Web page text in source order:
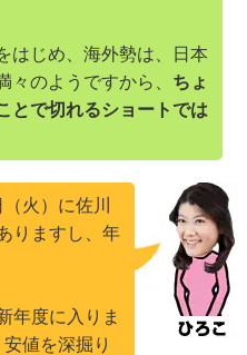
はじめ、海外勢は、日本
々のようですから、 ちょ
とで切れるショートでは
火）に佐川
りますし、年
年度に入りま
値を深掘り